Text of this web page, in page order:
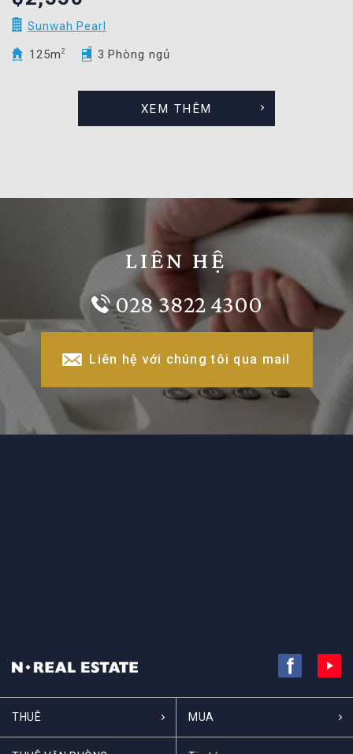
Sunwah Pearl
125m 2 3 Phòng ngủ
XEM THÊM
LIÊN HỆ
028 3822 4300
Liên hệ với chúng tôi qua mail
THUÊ MUA